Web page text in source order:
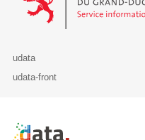
udata
udata-front
Retour à l'accueil de